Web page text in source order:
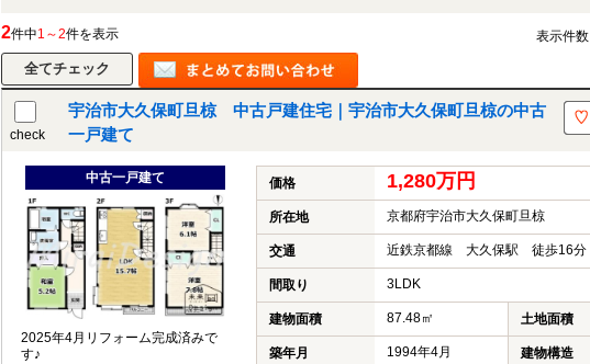
2件中1～2件を表示 表示件数
check
宇治市大久保町旦椋 中古戸建住宅｜宇治市大久保町旦椋の中古
一戸建て
中古一戸建て
2025年4月リフォーム完成済みで
す♪
価格 1,280万円
所在地 京都府宇治市大久保町旦椋
交通 近鉄京都線 大久保駅 徒歩16分
間取り 3LDK
建物面積 87.48㎡ 土地面積
築年月 1994年4月 建物構造